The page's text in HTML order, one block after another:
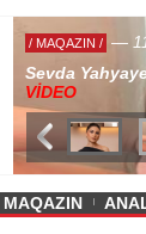
/ — 11 İyul
MAQAZIN